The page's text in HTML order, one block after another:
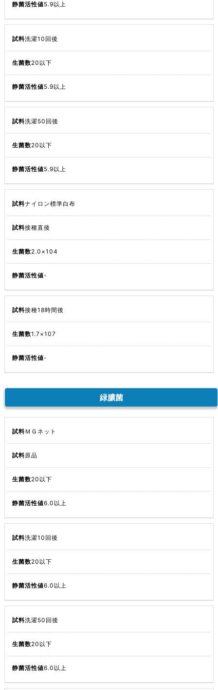
5.9以上
洗濯10回後
20以下
5.9以上
洗濯50回後
20以下
5.9以上
ナイロン標準白布
接種直後
2.0×104
-
接種18時間後
1.7×107
-
緑膿菌
ＭＧネット
原品
20以下
6.0以上
洗濯10回後
20以下
6.0以上
洗濯50回後
20以下
6.0以上